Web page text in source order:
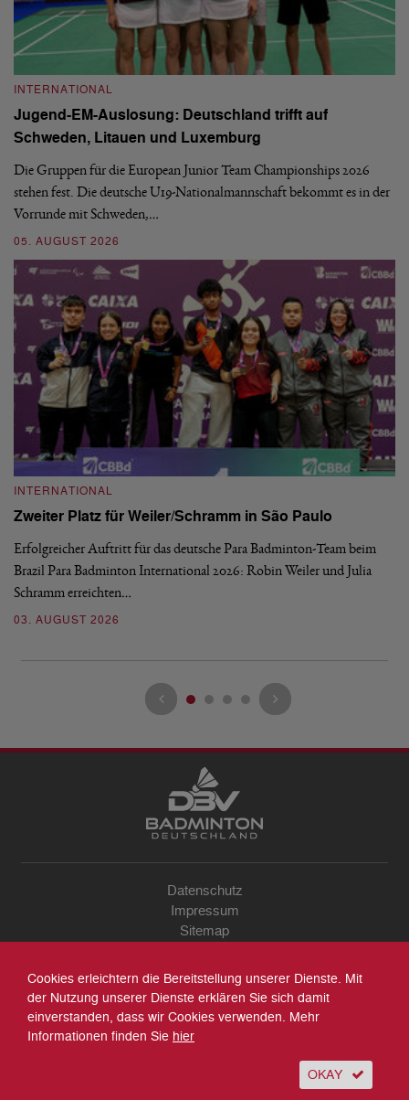
INTERNATIONAL
Jugend-EM-Auslosung: Deutschland trifft auf
Schweden, Litauen und Luxemburg
Die Gruppen für die European Junior Team Championships 2026
stehen fest. Die deutsche U19-Nationalmannschaft bekommt es in der
Vorrunde mit Schweden,…
05. AUGUST 2026
INTERNATIONAL
Zweiter Platz für Weiler/Schramm in São Paulo
Erfolgreicher Auftritt für das deutsche Para Badminton-Team beim
Brazil Para Badminton International 2026: Robin Weiler und Julia
Schramm erreichten…
03. AUGUST 2026
Datenschutz
Impressum
Sitemap
Archiv
Suche
Cookies erleichtern die Bereitstellung unserer Dienste. Mit
der Nutzung unserer Dienste erklären Sie sich damit
einverstanden, dass wir Cookies verwenden. Mehr
Informationen finden Sie hier
OKAY